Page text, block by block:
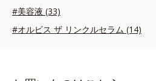
#美容液 (33)
#オルビス ザ リンクルセラム (14)